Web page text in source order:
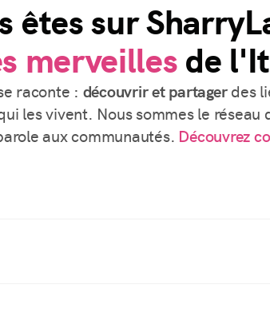
êtes sur
merveilles de
raconte : découvrir et partagerdes
les vivent. Nous sommes le réseau
aux communautés. Découvrez